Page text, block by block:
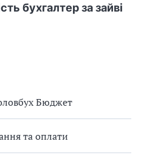
Бюджет
та оплати
бухгалтер за зайві